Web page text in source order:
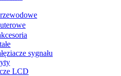
sygnału
LCD